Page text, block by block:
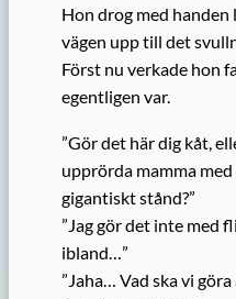
Hon drog med handen
vägen upp till det
Först nu verkade hon
egentligen var.
”Gör det här dig kåt,
upprörda mamma
gigantiskt stånd?”
”Jag gör det inte med
ibland…”
”Jaha… Vad ska vi göra